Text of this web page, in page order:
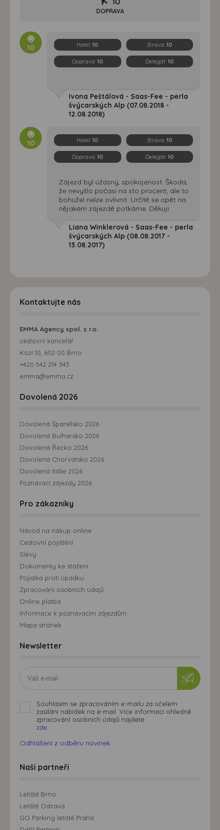
DOPRAVA
10 Hotel:10 Strava: 10
Doprava: 10 Delegát: 10
Ivona Peštálová - Saas-Fee - perla
švýcarských Alp (07.08.2018 -
12.08.2018)
10 Hotel:10 Strava: 10
Doprava: 10 Delegát: 10
Zájezd byl úžasný, spokojenost. Škoda,
že nevyšlo počasí na sto procent, ale to
bohužel nelze ovlivnit. Určitě se opět na
nějakém zájezdě potkáme. Děkuji.
Liana Winklerová - Saas-Fee - perla
švýcarských Alp (08.08.2017 -
13.08.2017)
Kontaktujte nás
EMMA Agency spol. s r.o.
cestovní kancelář
Kozí 10, 602 00 Brno
+420 542 214 343
emma@emma.cz
Dovolená 2026
Dovolená Španělsko 2026
Dovolená Bulharsko 2026
Dovolená Řecko 2026
Dovolená Chorvatsko 2026
Dovolená Itálie 2026
Poznávací zájezdy 2026
Pro zákazníky
Návod na nákup online
Cestovní pojištění
Slevy
Dokumenty ke stažení
Pojistka proti úpadku
Zpracování osobních údajů
Online platba
Informace k poznávacím zájezdům
Mapa stránek
Newsletter
Souhlasím se zpracováním e-mailu za účelem
zasílání nabídek na e-mail. Více informací ohledně
zpracování osobních údajů najdete
zde.
Odhlášení z odběru novinek
Naši partneři
Letiště Brno
Letiště Ostrava
GO Parking letiště Praha